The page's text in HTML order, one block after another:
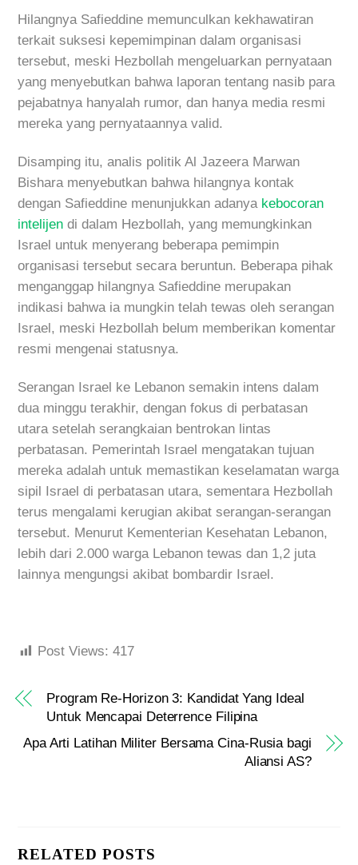
Hilangnya Safieddine memunculkan kekhawatiran
terkait suksesi kepemimpinan dalam organisasi
tersebut, meski Hezbollah mengeluarkan pernyataan
yang menyebutkan bahwa laporan tentang nasib para
pejabatnya hanyalah rumor, dan hanya media resmi
mereka yang pernyataannya valid.
Disamping itu, analis politik Al Jazeera Marwan
Bishara menyebutkan bahwa hilangnya kontak
dengan Safieddine menunjukkan adanya kebocoran
intelijen di dalam Hezbollah, yang memungkinkan
Israel untuk menyerang beberapa pemimpin
organisasi tersebut secara beruntun. Beberapa pihak
menganggap hilangnya Safieddine merupakan
indikasi bahwa ia mungkin telah tewas oleh serangan
Israel, meski Hezbollah belum memberikan komentar
resmi mengenai statusnya.
Serangan Israel ke Lebanon semakin intens dalam
dua minggu terakhir, dengan fokus di perbatasan
utara setelah serangkaian bentrokan lintas
perbatasan. Pemerintah Israel mengatakan tujuan
mereka adalah untuk memastikan keselamatan warga
sipil Israel di perbatasan utara, sementara Hezbollah
terus mengalami kerugian akibat serangan-serangan
tersebut. Menurut Kementerian Kesehatan Lebanon,
lebih dari 2.000 warga Lebanon tewas dan 1,2 juta
lainnya mengungsi akibat bombardir Israel.
Post Views: 417
Program Re-Horizon 3: Kandidat Yang Ideal
Untuk Mencapai Deterrence Filipina
Apa Arti Latihan Militer Bersama Cina-Rusia bagi
Aliansi AS?
RELATED POSTS